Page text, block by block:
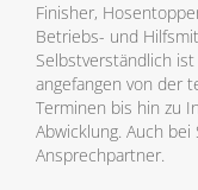
Finisher,
Betriebs- und
Selbstverständlich
angefangen von der
Terminen bis hin zu
Abwicklung. Auch
Ansprechpartner.